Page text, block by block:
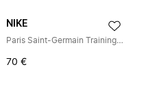
NIKE
Paris Saint-Germain Trainingsshirt Dri-FIT
70 €